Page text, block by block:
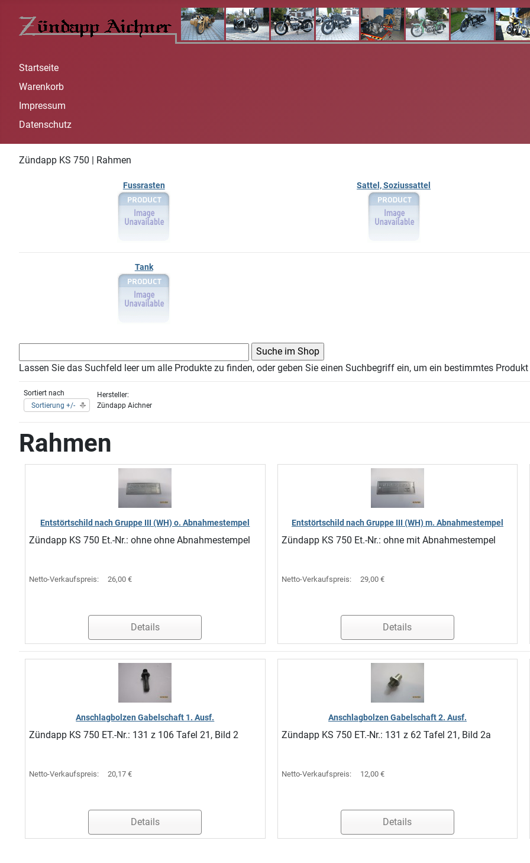
Startseite
Warenkorb
Impressum
Datenschutz
Zündapp KS 750 | Rahmen
Fussrasten Sattel, Soziussattel
Tank
Lassen Sie das Suchfeld leer um alle Produkte zu finden, oder geben Sie einen Suchbegriff ein, um ein bestimmtes
Sortiert nach
Sortierung +/-
Hersteller:
Zündapp Aichner
Rahmen
Entstörtschild nach Gruppe III (WH) o. Abnahmestempel
Zündapp KS 750 Et.-Nr.: ohne ohne Abnahmestempel
Netto-Verkaufspreis: 26,00 €
Details
Entstörtschild nach Gruppe III (WH) m. Abnahmestempel
Zündapp KS 750 Et.-Nr.: ohne mit Abnahmestempel
Netto-Verkaufspreis: 29,00 €
Details
Anschlagbolzen Gabelschaft 1. Ausf.
Zündapp KS 750 ET.-Nr.: 131 z 106 Tafel 21, Bild 2
Netto-Verkaufspreis: 20,17 €
Details
Anschlagbolzen Gabelschaft 2. Ausf.
Zündapp KS 750 ET.-Nr.: 131 z 62 Tafel 21, Bild 2a
Netto-Verkaufspreis: 12,00 €
Details